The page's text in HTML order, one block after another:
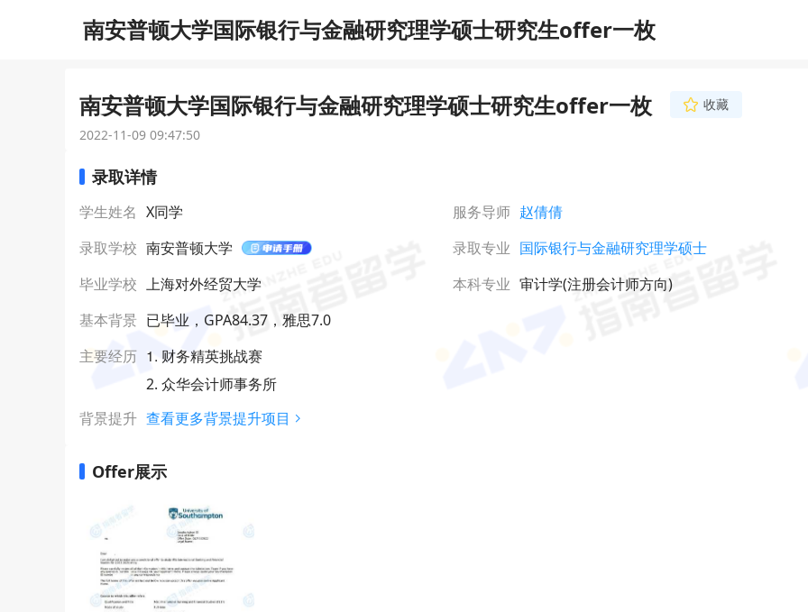
南安普顿大学国际银行与金融研究理学硕士研究生offer一枚
南安普顿大学国际银行与金融研究理学硕士研究生offer一枚
收藏
2022-11-09 09:47:50
录取详情
学生姓名 X同学 服务导师 赵倩倩
录取学校 南安普顿大学 录取专业 国际银行与金融研究理学硕士
毕业学校 上海对外经贸大学 本科专业 审计学(注册会计师方向)
基本背景 已毕业，GPA84.37，雅思7.0
主要经历 1. 财务精英挑战赛
2. 众华会计师事务所
背景提升 查看更多背景提升项目
Offer展示